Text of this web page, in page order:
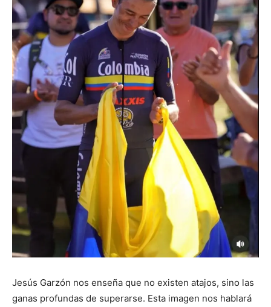
Jesús Garzón nos enseña que no existen atajos, sino las
ganas profundas de superarse. Esta imagen nos hablará